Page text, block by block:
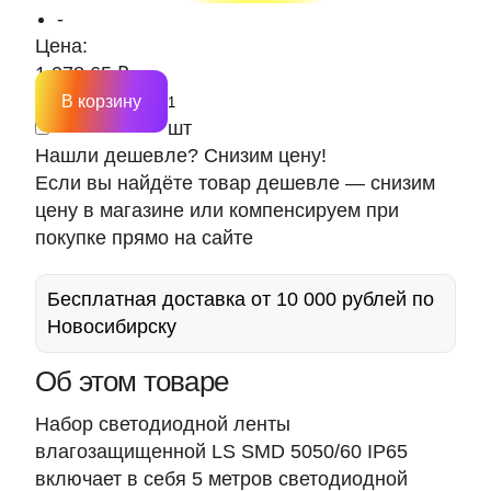
-
Цена:
1 078.65 ₽
шт
В корзину
Нашли дешевле? Снизим цену!
Если вы найдёте товар дешевле — снизим
цену в магазине или компенсируем при
покупке прямо на сайте
Бесплатная доставка от 10 000 рублей по
Новосибирску
Об этом товаре
Набор светодиодной ленты
влагозащищенной LS SMD 5050/60 IP65
включает в себя 5 метров светодиодной